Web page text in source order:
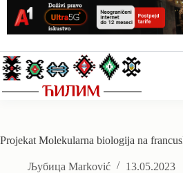
content
Projekat Molekularna biologija na
Љубица Marković 13.05.2023